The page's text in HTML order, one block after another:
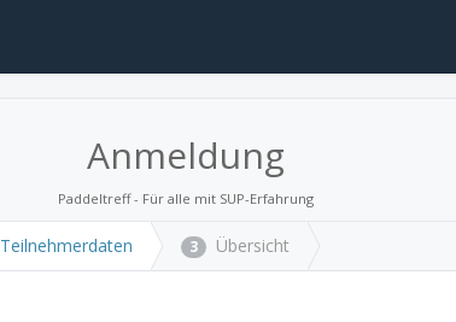
Anmeldung
Paddeltreff - Für alle mit SUP-Erfahrung
Teilnehmerdaten 3 Übersicht